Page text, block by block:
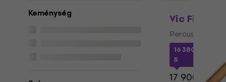
Keménység Vic Firth
Percussion ütő
16 380 Ft a
5
17 900 Ft